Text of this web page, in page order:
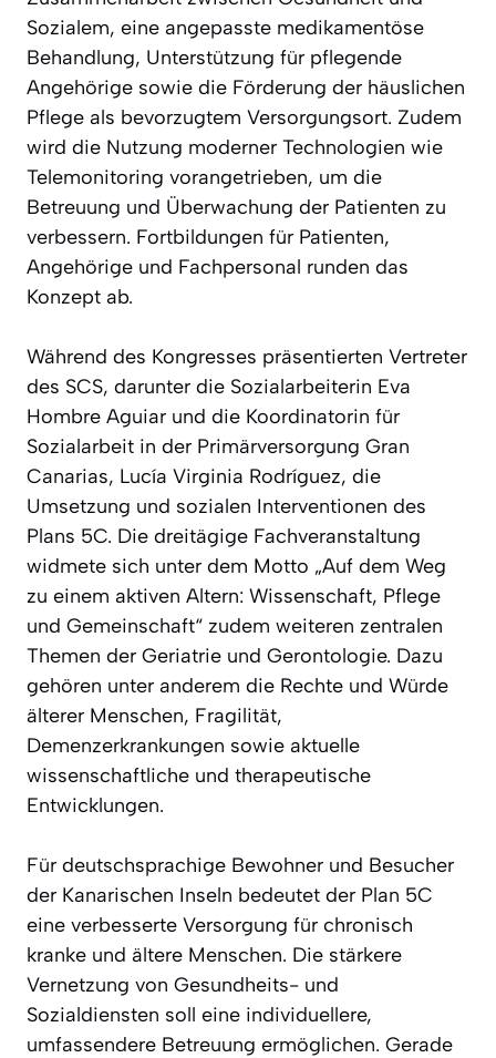
Sozialem, eine angepasste medikamentöse
Behandlung, Unterstützung für pflegende
Angehörige sowie die Förderung der häuslichen
Pflege als bevorzugtem Versorgungsort. Zudem
wird die Nutzung moderner Technologien wie
Telemonitoring vorangetrieben, um die
Betreuung und Überwachung der Patienten zu
verbessern. Fortbildungen für Patienten,
Angehörige und Fachpersonal runden das
Konzept ab.
Während des Kongresses präsentierten Vertreter
des SCS, darunter die Sozialarbeiterin Eva
Hombre Aguiar und die Koordinatorin für
Sozialarbeit in der Primärversorgung Gran
Canarias, Lucía Virginia Rodríguez, die
Umsetzung und sozialen Interventionen des
Plans 5C. Die dreitägige Fachveranstaltung
widmete sich unter dem Motto „Auf dem Weg
zu einem aktiven Altern: Wissenschaft, Pflege
und Gemeinschaft“ zudem weiteren zentralen
Themen der Geriatrie und Gerontologie. Dazu
gehören unter anderem die Rechte und Würde
älterer Menschen, Fragilität,
Demenzerkrankungen sowie aktuelle
wissenschaftliche und therapeutische
Entwicklungen.
Für deutschsprachige Bewohner und Besucher
der Kanarischen Inseln bedeutet der Plan 5C
eine verbesserte Versorgung für chronisch
kranke und ältere Menschen. Die stärkere
Vernetzung von Gesundheits- und
Sozialdiensten soll eine individuellere,
umfassendere Betreuung ermöglichen. Gerade